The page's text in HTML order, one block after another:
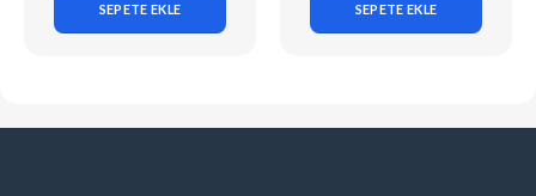
SEPETE EKLE SEPETE EKLE